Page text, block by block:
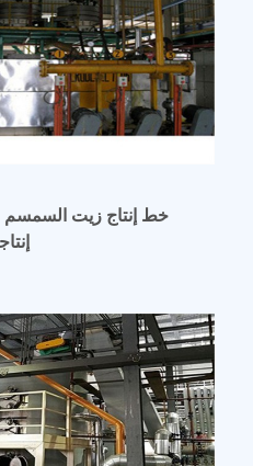
خط إنتاج زيت
إنتاجية